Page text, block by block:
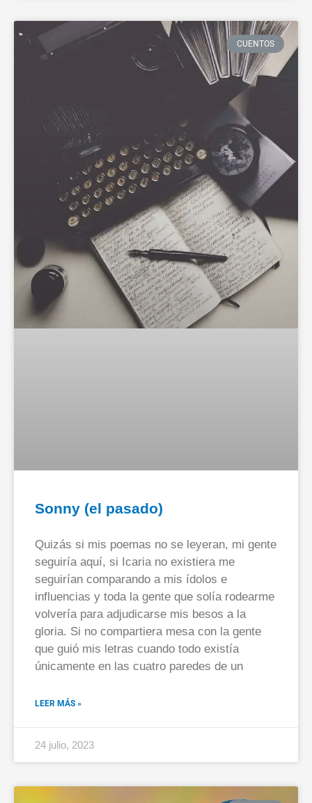
CUENTOS
Sonny (el pasado)
Quizás si mis poemas no se leyeran, mi gente
seguiría aquí, si Icaria no existiera me
seguirían comparando a mis ídolos e
influencias y toda la gente que solía rodearme
volvería para adjudicarse mis besos a la
gloria. Si no compartiera mesa con la gente
que guió mis letras cuando todo existía
únicamente en las cuatro paredes de un
LEER MÁS »
24 julio, 2023